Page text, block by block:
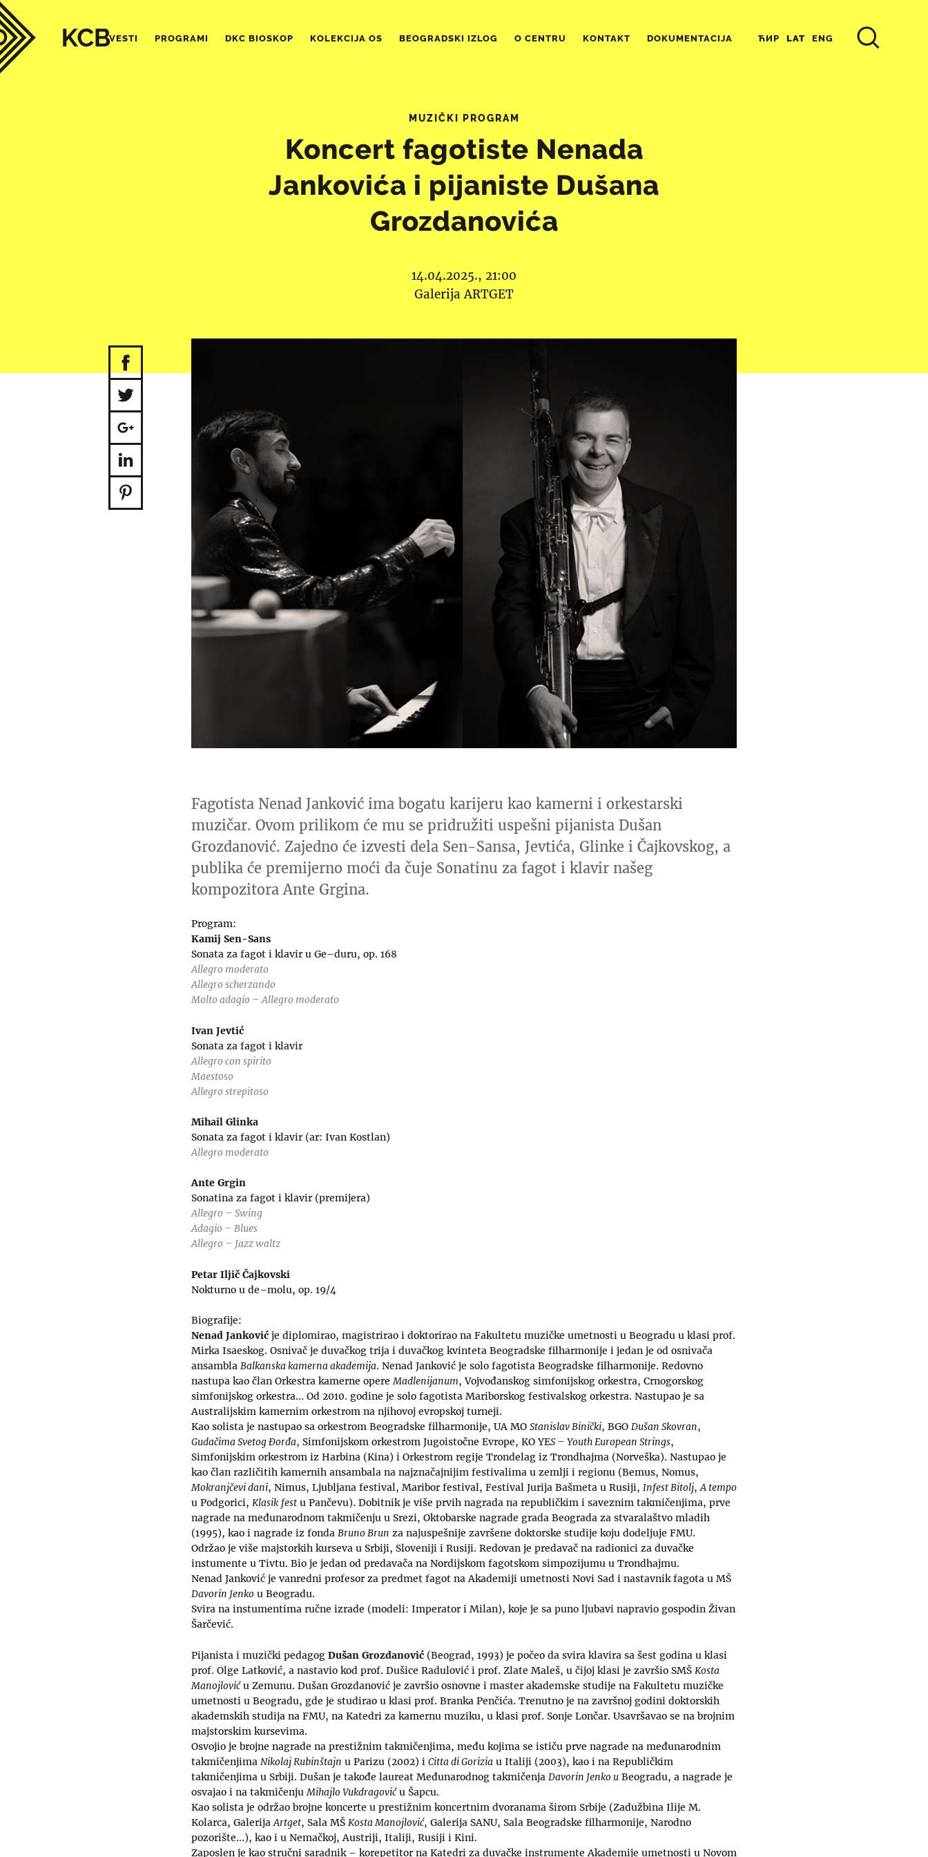
VESTI PROGRAMI DKC BIOSKOP KOLEKCIJA OS BEOGRADSKI IZLOG O CENTRU KONTAKT DOKUMENTACIJA ЋИР LAT ENG
MUZIČKI PROGRAM
Koncert fagotiste Nenada
Jankovića i pijaniste Dušana
Grozdanovića
14.04.2025., 21:00
Galerija ARTGET
Fagotista Nenad Janković ima bogatu karijeru kao kamerni i orkestarski
muzičar. Ovom prilikom će mu se pridružiti uspešni pijanista Dušan
Grozdanović. Zajedno će izvesti dela Sen-Sansa, Jevtića, Glinke i Čajkovskog, a
publika će premijerno moći da čuje Sonatinu za fagot i klavir našeg
kompozitora Ante Grgina.
Program:
Kamij Sen-Sans
Sonata za fagot i klavir u Ge–duru, op. 168
Allegro moderato
Allegro scherzando
Molto adagio – Allegro moderato
Ivan Jevtić
Sonata za fagot i klavir
Allegro con spirito
Maestoso
Allegro strepitoso
Mihail Glinka
Sonata za fagot i klavir (ar: Ivan Kostlan)
Allegro moderato
Ante Grgin
Sonatina za fagot i klavir (premijera)
Allegro – Swing
Adagio – Blues
Allegro – Jazz waltz
Petar Iljič Čajkovski
Nokturno u de–molu, op. 19/4
Biografije:
Nenad Janković je diplomirao, magistrirao i doktorirao na Fakultetu muzičke umetnosti u Beogradu u klasi prof.
Mirka Isaeskog. Osnivač je duvačkog trija i duvačkog kvinteta Beogradske filharmonije i jedan je od osnivača
ansambla Balkanska kamerna akademija. Nenad Janković je solo fagotista Beogradske filharmonije. Redovno
nastupa kao član Orkestra kamerne opereMadlenijanum, Vojvođanskog simfonijskog orkestra, Crnogorskog
simfonijskog orkestra… Od 2010. godine je solo fagotista Mariborskog festivalskog orkestra. Nastupao je sa
Australijskim kamernim orkestrom na njihovoj evropskoj turneji.
Kao solista je nastupao sa orkestrom Beogradske filharmonije, UA MO Stanislav Binički, BGO Dušan Skovran,
Gudačima Svetog Đorđa, Simfonijskom orkestrom Jugoistočne Evrope, KO YES – Youth European Strings,
Simfonijskim orkestrom iz Harbina (Kina) i Orkestrom regije Trondelag iz Trondhajma (Norveška). Nastupao je
kao član različitih kamernih ansambala na najznačajnijim festivalima u zemlji i regionu (Bemus, Nomus,
Mokranjčevi dani, Nimus, Ljubljana festival, Maribor festival, Festival Jurija Bašmeta u Rusiji, Infest Bitolj,A tempo
u Podgorici, Klasik fest u Pančevu). Dobitnik je više prvih nagrada na republičkim i saveznim takmičenjima, prve
nagrade na međunarodnom takmičenju u Srezi, Oktobarske nagrade grada Beograda za stvaralaštvo mladih
(1995), kao i nagrade iz fonda Bruno Brun za najuspešnije završene doktorske studije koju dodeljuje FMU.
Održao je više majstorkih kurseva u Srbiji, Sloveniji i Rusiji. Redovan je predavač na radionici za duvačke
instumente u Tivtu. Bio je jedan od predavača na Nordijskom fagotskom simpozijumu u Trondhajmu.
Nenad Janković je vanredni profesor za predmet fagot na Akademiji umetnosti Novi Sad i nastavnik fagota u MŠ
Davorin Jenko u Beogradu.
Svira na instumentima ručne izrade (modeli: Imperator i Milan), koje je sa puno ljubavi napravio gospodin Živan
Šarčević.
Pijanista i muzički pedagog Dušan Grozdanović (Beograd, 1993) je počeo da svira klavira sa šest godina u klasi
prof. Olge Latković, a nastavio kod prof. Dušice Radulović i prof. Zlate Maleš, u čijoj klasi je završio SMŠ Kosta
Manojloviću Zemunu. Dušan Grozdanović je završio osnovne i master akademske studije na Fakultetu muzičke
umetnosti u Beogradu, gde je studirao u klasi prof. Branka Penčića. Trenutno je na završnoj godini doktorskih
akademskih studija na FMU, na Katedri za kamernu muziku, u klasi prof. Sonje Lončar. Usavršavao se na brojnim
majstorskim kursevima.
Osvojio je brojne nagrade na prestižnim takmičenjima, među kojima se ističu prve nagrade na međunarodnim
takmičenjima Nikolaj Rubinštajn u Parizu (2002) i Citta di Gorizia u Italiji (2003), kao i na Republičkim
takmičenjima u Srbiji. Dušan je takođe laureat Međunarodnog takmičenja Davorin Jenko u Beogradu, a nagrade je
osvajao i na takmičenjuMihajlo Vukdragoviću Šapcu.
Kao solista je održao brojne koncerte u prestižnim koncertnim dvoranama širom Srbije (Zadužbina Ilije M.
Kolarca, GalerijaArtget, Sala MŠ Kosta Manojlović, Galerija SANU, Sala Beogradske filharmonije, Narodno
pozorište…), kao i u Nemačkoj, Austriji, Italiji, Rusiji i Kini.
Zaposlen je kao stručni saradnik – korepetitor na Katedri za duvačke instrumente Akademije umetnosti u Novom